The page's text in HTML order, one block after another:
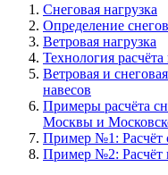
Снеговая нагрузка
Определение
Ветровая нагрузка
Технология
Ветровая и
навесов
Примеры расчёта
Москвы и
Пример №1: Расчёт
Пример №2: Расчёт